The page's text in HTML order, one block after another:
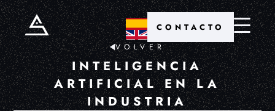
CONTACTO
VOLVER
INTELIGENCIA
ARTIFICIAL EN LA
INDUSTRIA